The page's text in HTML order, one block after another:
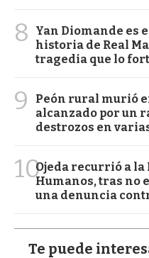
8
Yan Diomande es
historia de Real
tragedia que lo
9
Peón rural murió
alcanzado por un
destrozos en
10Ojeda recurrió a
Humanos, tras no
una denuncia
Te puede